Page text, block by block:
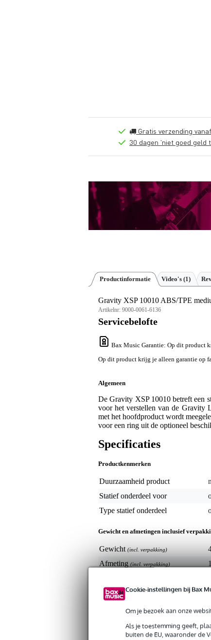
Cookie-instellingen bij Bax
Om je bezoek aan onze
Als je toestemming geeft,
buiten de EU, waaronder de
Gratis verzending
30 dagen 'niet goed geld
Productinformatie Video's (1)
Gravity XSP 10010 ABS/TPE
Artikelnr: 9000-0061-6136
Servicebelofte
Bax Music Garantie: Op dit product
Op dit product krijg je alleen garantie op
Algemeen
De Gravity XSP 10010 betreft een
voor het verstellen van de Gravity
met het hoofdproduct wordt
voor een ring uit de optioneel
Specificaties
Productkenmerken
Duurzaamheid product
Statief onderdeel voor
Type statief onderdeel
Gewicht en afmetingen inclusief
Gewicht (incl. verpakking)
Afmeting(incl. verpakking)